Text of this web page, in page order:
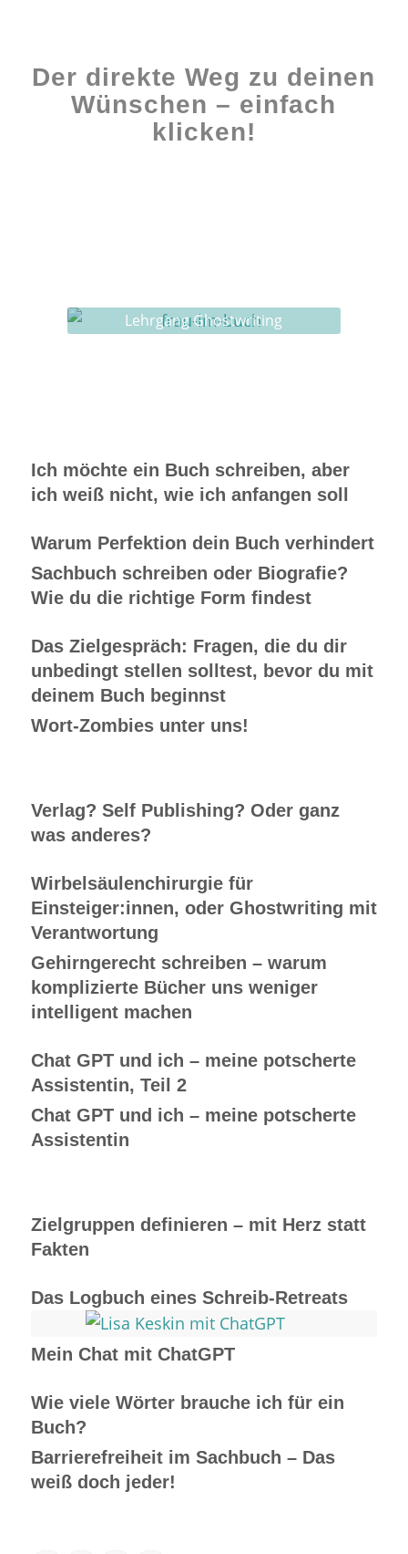
Der direkte Weg zu deinen
Wünschen – einfach
klicken!
Lehrgang Ghostwriting
Ich möchte ein Buch schreiben, aber
ich weiß nicht, wie ich anfangen soll
Warum Perfektion dein Buch verhindert
Sachbuch schreiben oder Biografie?
Wie du die richtige Form findest
Das Zielgespräch: Fragen, die du dir
unbedingt stellen solltest, bevor du mit
deinem Buch beginnst
Wort-Zombies unter uns!
Verlag? Self Publishing? Oder ganz
was anderes?
Wirbelsäulenchirurgie für
Einsteiger:innen, oder Ghostwriting mit
Verantwortung
Gehirngerecht schreiben – warum
komplizierte Bücher uns weniger
intelligent machen
Chat GPT und ich – meine potscherte
Assistentin, Teil 2
Chat GPT und ich – meine potscherte
Assistentin
Zielgruppen definieren – mit Herz statt
Fakten
Das Logbuch eines Schreib-Retreats
Mein Chat mit ChatGPT
Wie viele Wörter brauche ich für ein
Buch?
Barrierefreiheit im Sachbuch – Das
weiß doch jeder!